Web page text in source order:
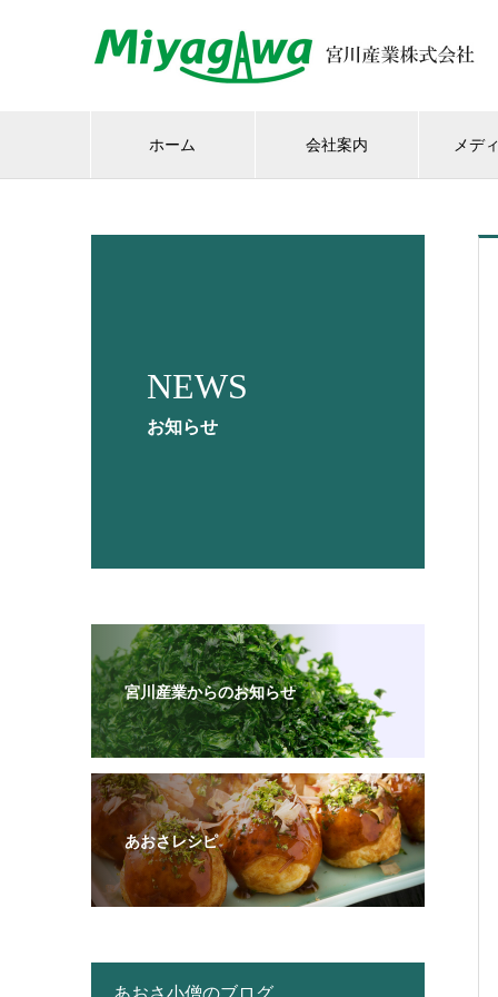
ホーム 会社案内 メデ
NEWS
お知らせ
宮川産業からのお知らせ
あおさレシピ